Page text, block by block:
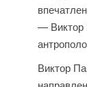
— Виктор
Виктор